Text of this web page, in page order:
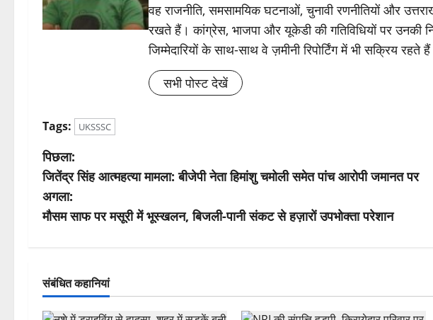
वह राजनीति, समसामयिक घटनाओं, चुनावी रणनीतियों और
रखते हैं। कांग्रेस, भाजपा और यूकेडी की गतिविधियों पर उनकी
जिम्मेदारियों के साथ-साथ वे ज़मीनी रिपोर्टिंग में भी सक्रिय रहते
सभी पोस्ट देखें
Tags: UKSSSC
पो
स्ट
ने
गे
श
पिछला:
जितेंद्र सिंह आत्महत्या मामला: बीजेपी नेता हिमांशु चमोली समेत पांच आरोपी जमानत पर
अगला:
मौसम साफ पर मसूरी में भूस्खलन, बिजली-पानी संकट से हज़ारों उपभोक्ता परेशान
संबंधित कहानियां